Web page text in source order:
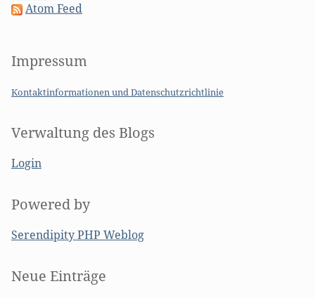
Atom Feed
Impressum
Kontaktinformationen und Datenschutzrichtlinie
Verwaltung des Blogs
Login
Powered by
Serendipity PHP Weblog
Seitenleiste
Neue Einträge